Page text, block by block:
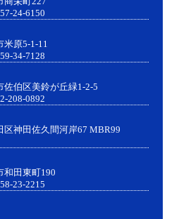
24-6150
原5-1-11
34-7128
伯区美鈴が丘緑1-2-5
208-0892
神田佐久間河岸67 MBR99
田東町190
23-2215